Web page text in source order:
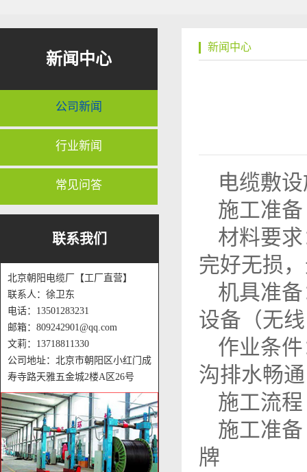
新闻中心
公司新闻
行业新闻
常见问答
联系我们
北京朝阳电缆厂【工厂直营】
联系人：徐卫东
电话：13501283231
邮箱：809242901@qq.com
文莉：13718811330
公司地址：北京市朝阳区小红门成
寿寺路天雅五金城2楼A区26号
新闻中心
电缆敷
施工准备
材料要
完好无损
机具准
设备（无
作业条
沟排水畅
施工流程
施工准
牌